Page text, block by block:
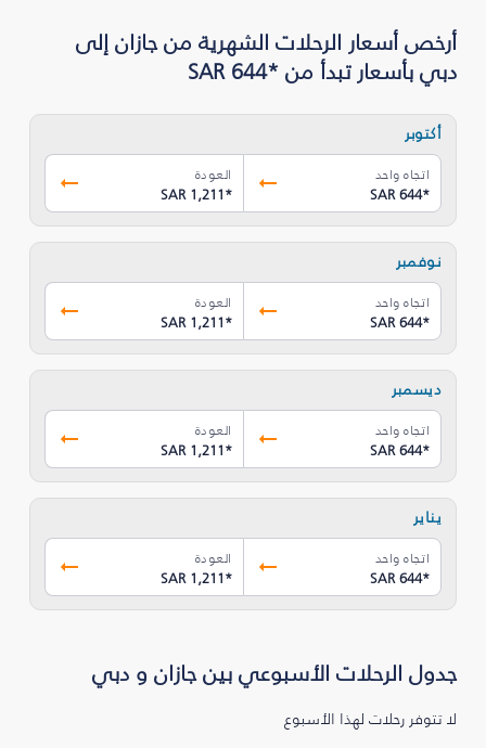
أرخص أسعار الرحلات الشهرية من جازان إلى
دبي بأسعار تبدأ من *SAR 644
أكتوبر
اتجاه واحد
SAR 644*
العودة
SAR 1,211*
نوفمبر
اتجاه واحد
SAR 644*
العودة
SAR 1,211*
ديسمبر
اتجاه واحد
SAR 644*
العودة
SAR 1,211*
يناير
اتجاه واحد
SAR 644*
العودة
SAR 1,211*
جدول الرحلات الأسبوعي بين جازان و دبي
لا تتوفر رحلات لهذا الأسبوع